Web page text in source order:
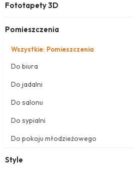
Fototapety 3D
Pomieszczenia
Wszystkie: Pomieszczenia
Do biura
Do jadalni
Do salonu
Do sypialni
Do pokoju młodzieżowego
Style